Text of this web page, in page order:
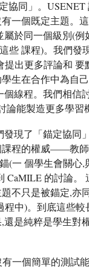
同」。USENET
一個既定主題。
於同一個級別(例
些 課程)。我們發
出更多評論和 要
生在合作中為自
線程。我們相信
論能製造更多學習
現了「錨定協同
課程的權威——教
(一 個學生會關心,
CaMILE 的討論。
不只是被錨定,亦
程中)。到底這些較
是純粹是學生對
一個簡單的測試